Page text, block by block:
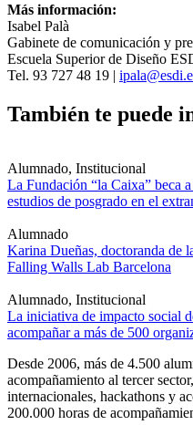
Más información:
Isabel Palà
Gabinete de comunicación y
Escuela Superior de Diseño
Tel. 93 727 48 19 |
También te puede
Alumnado, Institucional
La Fundación “la Caixa” beca
estudios de posgrado en el
Alumnado
Karina Dueñas, doctoranda de
Falling Walls Lab Barcelona
Alumnado, Institucional
La iniciativa de impacto social
acompañar a más de 500
Desde 2006, más de 4.500
acompañamiento al tercer
internacionales, hackathons y
200.000 horas de